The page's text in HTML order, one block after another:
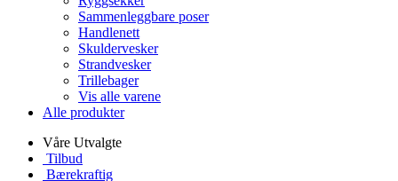
Sammenleggbare poser
Handlenett
Skuldervesker
Strandvesker
Trillebager
Vis alle varene
Alle produkter
Våre Utvalgte
Tilbud
Bærekraftig